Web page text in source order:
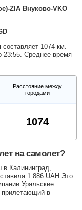
ZIA Внуково-VKO
1074 км.
23:55. Среднее время
Расстояние между
городами
1074
на самолет?
Калининград,
1 886 UAH Это
Уральские
в